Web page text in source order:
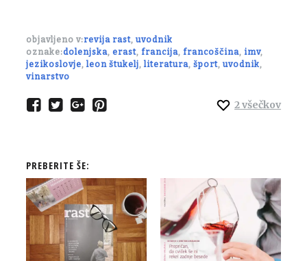
objavljeno v:revija rast, uvodnik
oznake:dolenjska, erast, francija, francoščina, imv,
jezikoslovje, leon štukelj, literatura, šport, uvodnik,
vinarstvo
2všečkov
PREBERITE ŠE: